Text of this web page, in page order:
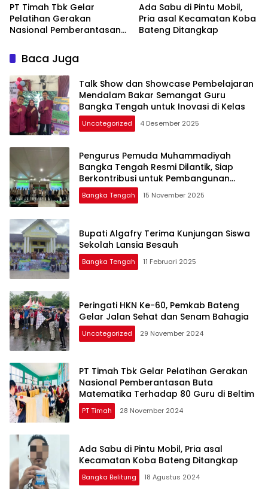
PT Timah Tbk Gelar
Pelatihan Gerakan
Nasional Pemberantasan
Terhadap 80 Guru di
Beltim
Ada Sabu di Pintu Mobil,
Pria asal Kecamatan Koba
Bateng Ditangkap
Baca Juga
Talk Show dan Showcase Pembelajaran
Mendalam Bakar Semangat Guru
Bangka Tengah untuk Inovasi di Kelas
Uncategorized 4 Desember 2025
Pengurus Pemuda Muhammadiyah
Bangka Tengah Resmi Dilantik, Siap
Berkontribusi untuk Pembangunan
Daerah
Bangka Tengah 15 November 2025
Bupati Algafry Terima Kunjungan Siswa
Sekolah Lansia Besauh
Bangka Tengah 11 Februari 2025
Peringati HKN Ke-60, Pemkab Bateng
Gelar Jalan Sehat dan Senam Bahagia
Uncategorized 29 November 2024
PT Timah Tbk Gelar Pelatihan Gerakan
Nasional Pemberantasan Buta
Matematika Terhadap 80 Guru di Beltim
PT Timah 28 November 2024
Ada Sabu di Pintu Mobil, Pria asal
Kecamatan Koba Bateng Ditangkap
Bangka Belitung 18 Agustus 2024